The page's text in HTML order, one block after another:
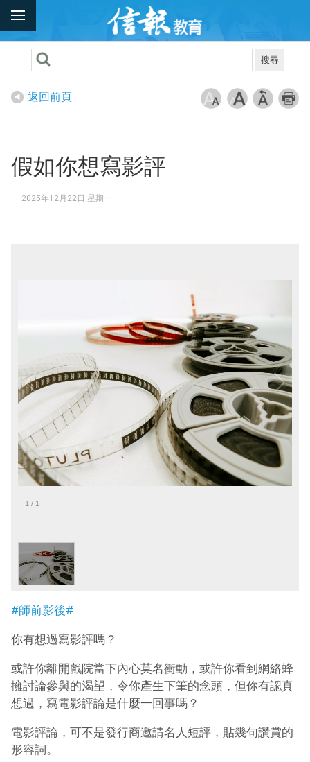
搜尋
返回前頁
假如你想寫影評
2025年12月22日 星期一
1 / 1
#師前影後#
你有想過寫影評嗎？
或許你離開戲院當下內心莫名衝動，或許你看到網絡蜂
擁討論參與的渴望，令你產生下筆的念頭，但你有認真
想過，寫電影評論是什麼一回事嗎？
電影評論，可不是發行商邀請名人短評，貼幾句讚賞的
形容詞。